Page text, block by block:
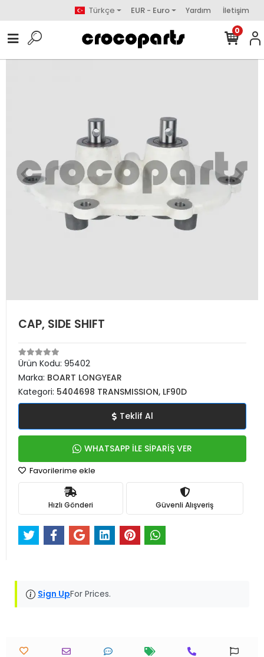
Türkçe EUR - Euro Yardım İletişim
0
CAP, SIDE SHIFT
Ürün Kodu: 95402
Marka: BOART LONGYEAR
Kategori: 5404698 TRANSMISSION, LF90D
Teklif Al
WHATSAPP İLE SİPARİŞ VER
Favorilerime ekle
Hızlı Gönderi Güvenli Alışveriş
Sign UpFor Prices.